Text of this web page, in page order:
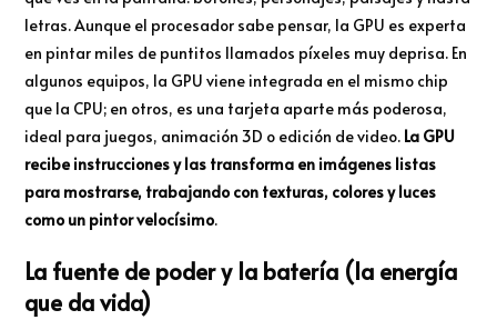
letras. Aunque el procesador sabe pensar, la GPU es experta
en pintar miles de puntitos llamados píxeles muy deprisa. En
algunos equipos, la GPU viene integrada en el mismo chip
que la CPU; en otros, es una tarjeta aparte más poderosa,
ideal para juegos, animación 3D o edición de video. La GPU
recibe instrucciones y las transforma en imágenes listas
para mostrarse, trabajando con texturas, colores y luces
como un pintor velocísimo.
La fuente de poder y la batería (la energía
que da vida)